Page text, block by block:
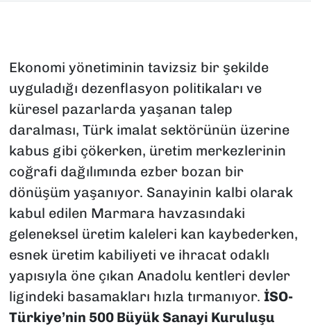
Ekonomi yönetiminin tavizsiz bir şekilde
uyguladığı dezenflasyon politikaları ve
küresel pazarlarda yaşanan talep
daralması, Türk imalat sektörünün üzerine
kabus gibi çökerken, üretim merkezlerinin
coğrafi dağılımında ezber bozan bir
dönüşüm yaşanıyor. Sanayinin kalbi olarak
kabul edilen Marmara havzasındaki
geleneksel üretim kaleleri kan kaybederken,
esnek üretim kabiliyeti ve ihracat odaklı
yapısıyla öne çıkan Anadolu kentleri devler
ligindeki basamakları hızla tırmanıyor. İSO-
Türkiye’nin 500 Büyük Sanayi Kuruluşu